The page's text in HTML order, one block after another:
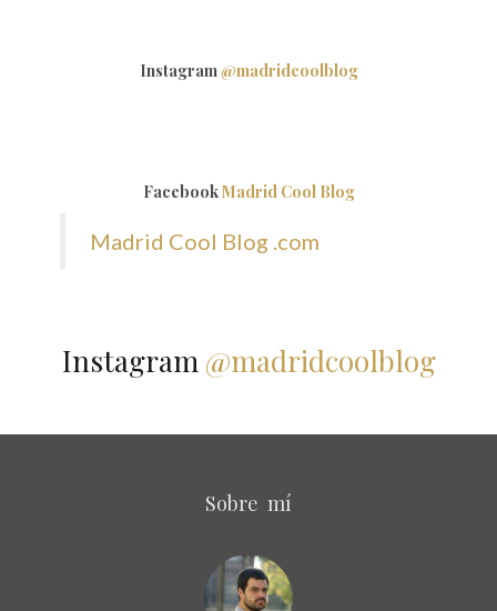
Instagram @madridcoolblog
FacebookMadrid Cool Blog
Madrid Cool Blog .com
Instagram @madridcoolblog
Sobre mí